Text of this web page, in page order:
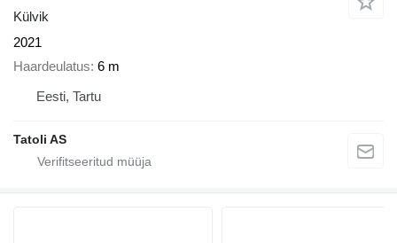
Külvik
2021
Haardeulatus 6 m
Eesti, Tartu
Tatoli AS